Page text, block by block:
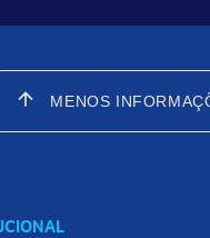
arrow_upward MENOS